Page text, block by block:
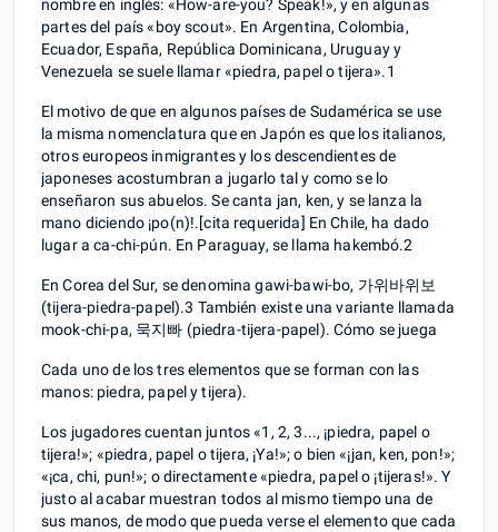
nombre en inglés: «How-are-you? Speak!», y en algunas
partes del país «boy scout». En Argentina, Colombia,
Ecuador, España, República Dominicana, Uruguay y
Venezuela se suele llamar «piedra, papel o tijera».1​
El motivo de que en algunos países de Sudamérica se use
la misma nomenclatura que en Japón es que los italianos,
otros europeos inmigrantes y los descendientes de
japoneses acostumbran a jugarlo tal y como se lo
enseñaron sus abuelos. Se canta jan, ken, y se lanza la
mano diciendo ¡po(n)!.[cita requerida] En Chile, ha dado
lugar a ca-chi-pún. En Paraguay, se llama hakembó.2​
En Corea del Sur, se denomina gawi-bawi-bo, 가위바위보
(tijera-piedra-papel).3​ También existe una variante llamada
mook-chi-pa, 묵지빠 (piedra-tijera-papel). Cómo se juega
Cada uno de los tres elementos que se forman con las
manos: piedra, papel y tijera).
Los jugadores cuentan juntos «1, 2, 3..., ¡piedra, papel o
tijera!»; «piedra, papel o tijera, ¡Ya!»; o bien «¡jan, ken, pon!»;
«¡ca, chi, pun!»; o directamente «piedra, papel o ¡tijeras!». Y
justo al acabar muestran todos al mismo tiempo una de
sus manos, de modo que pueda verse el elemento que cada